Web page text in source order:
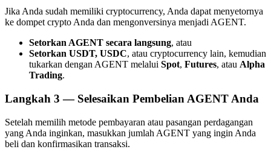
Afiliasi Bitrue
Jika Anda sudah memiliki cryptocurrency, Anda dapat menyetornya
ke dompet crypto Anda dan mengonversinya menjadi AGENT.
Setorkan AGENT secara langsung, atau
Setorkan USDT, USDC, atau cryptocurrency lain, kemudian
tukarkan dengan AGENT melalui Spot, Futures, atau Alpha
Trading.
Langkah 3 — Selesaikan Pembelian AGENT Anda
Setelah memilih metode pembayaran atau pasangan perdagangan
yang Anda inginkan, masukkan jumlah AGENT yang ingin Anda
beli dan konfirmasikan transaksi.